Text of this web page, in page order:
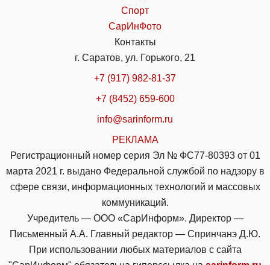
Спорт
СарИнФото
Контакты
г. Саратов, ул. Горького, 21
+7 (917) 982-81-37
+7 (8452) 659-600
info@sarinform.ru
РЕКЛАМА
Регистрационный номер серия Эл № ФС77-80393 от 01
марта 2021 г. выдано Федеральной службой по надзору в
сфере связи, информационных технологий и массовых
коммуникаций.
Учредитель — ООО «СарИнформ». Директор —
Письменный А.А. Главный редактор — Спринчанэ Д.Ю.
При использовании любых материалов с сайта